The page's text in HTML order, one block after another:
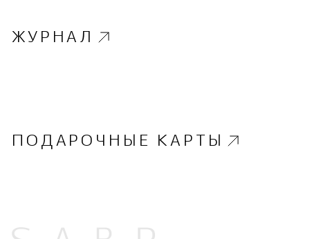
ЖУРНАЛ
ПОДАРОЧНЫЕ КАРТЫ